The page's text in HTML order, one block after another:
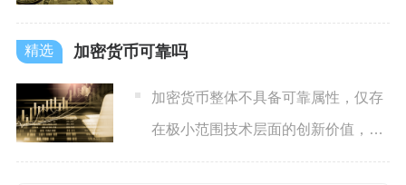
值与现货卖出，
加密货币可靠吗
加密货币整体不具备可靠属性，仅存
在极小范围技术层面的创新价值，从
资产保值、交易安全、法律保